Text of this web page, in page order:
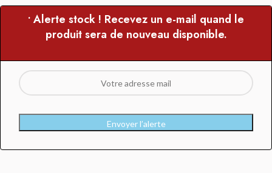
• Alerte stock ! Recevez un e-mail quand le
produit sera de nouveau disponible.
Envoyer l’alerte